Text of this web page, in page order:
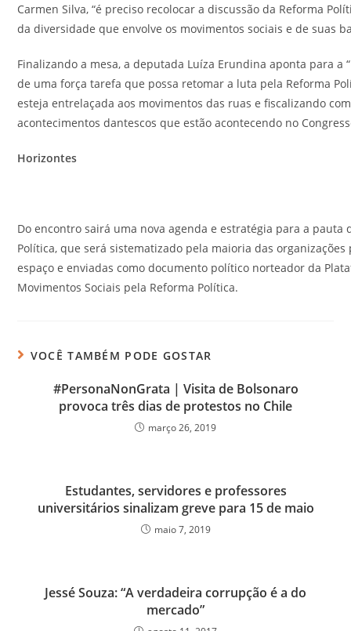
Carmen Silva, “é preciso recolocar a discussão da Reforma
da diversidade que envolve os movimentos sociais e de suas
Finalizando a mesa, a deputada Luíza Erundina aponta para a
de uma força tarefa que possa retomar a luta pela Reforma
esteja entrelaçada aos movimentos das ruas e fiscalizando
acontecimentos dantescos que estão acontecendo no
Horizontes
Do encontro sairá uma nova agenda e estratégia para a pauta
Política, que será sistematizado pela maioria das organizações
espaço e enviadas como documento político norteador da
Movimentos Sociais pela Reforma Política.
VOCÊ TAMBÉM PODE GOSTAR
#PersonaNonGrata | Visita de Bolsonaro
provoca três dias de protestos no Chile
março 26, 2019
Estudantes, servidores e professores
universitários sinalizam greve para 15 de maio
maio 7, 2019
Jessé Souza: “A verdadeira corrupção é a do
mercado”